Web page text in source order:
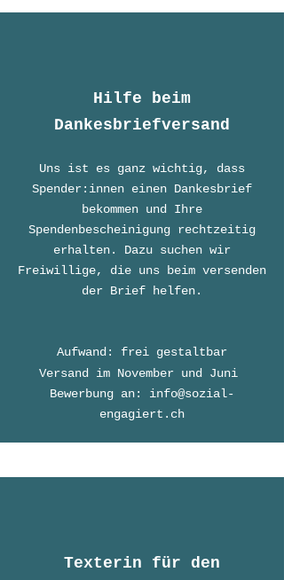
Hilfe beim
Dankesbriefversand
Uns ist es ganz wichtig, dass
Spender:innen einen Dankesbrief
bekommen und Ihre
Spendenbescheinigung rechtzeitig
erhalten. Dazu suchen wir
Freiwillige, die uns
beim versenden
der Brief helfen.
Aufwand: frei gestaltbar
Versand im November und Juni
Bewerbung an: info@sozial-
engagiert.ch
Texterin für den